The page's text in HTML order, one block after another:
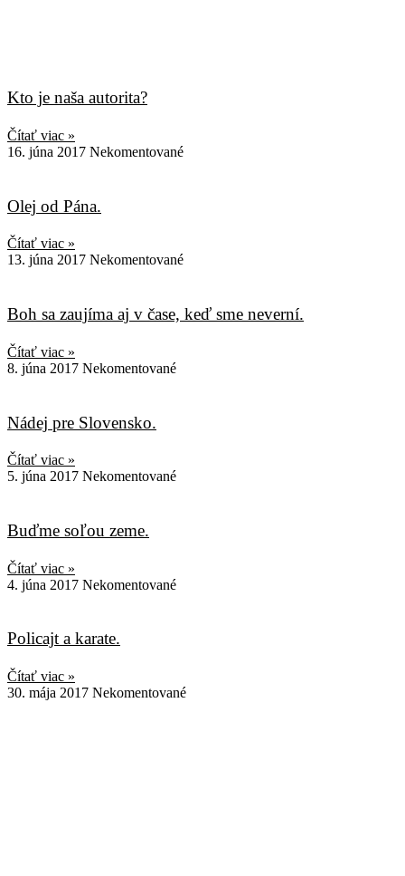
Kto je naša autorita?
Čítať viac »
16. júna 2017 Nekomentované
Olej od Pána.
Čítať viac »
13. júna 2017 Nekomentované
Boh sa zaujíma aj v čase, keď sme neverní.
Čítať viac »
8. júna 2017 Nekomentované
Nádej pre Slovensko.
Čítať viac »
5. júna 2017 Nekomentované
Buďme soľou zeme.
Čítať viac »
4. júna 2017 Nekomentované
Policajt a karate.
Čítať viac »
30. mája 2017 Nekomentované